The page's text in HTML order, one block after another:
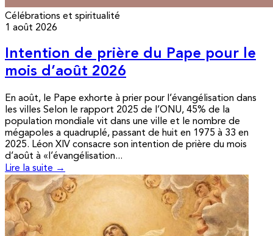
Célébrations et spiritualité
1 août 2026
Intention de prière du Pape pour le
mois d’août 2026
En août, le Pape exhorte à prier pour l’évangélisation dans
les villes Selon le rapport 2025 de l’ONU, 45% de la
population mondiale vit dans une ville et le nombre de
mégapoles a quadruplé, passant de huit en 1975 à 33 en
2025. Léon XIV consacre son intention de prière du mois
d’août à «l’évangélisation...
Lire la suite →